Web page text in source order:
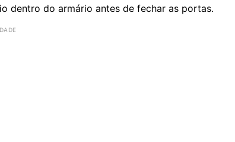
dentro do armário antes de fechar as portas.